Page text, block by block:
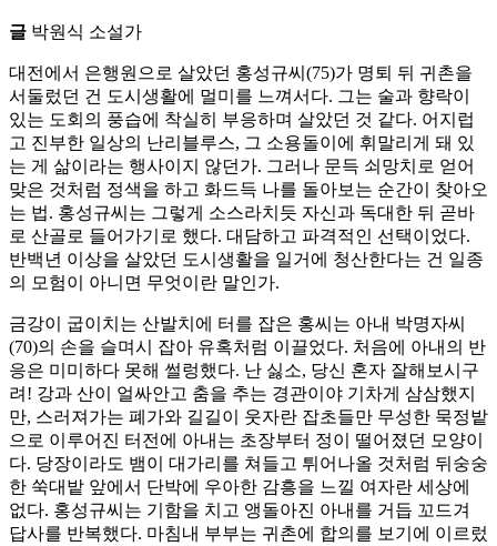
글 박원식 소설가
대전에서 은행원으로 살았던 홍성규씨(75)가 명퇴 뒤 귀촌을
서둘렀던 건 도시생활에 멀미를 느껴서다. 그는 술과 향락이
있는 도회의 풍습에 착실히 부응하며 살았던 것 같다. 어지럽
고 진부한 일상의 난리블루스, 그 소용돌이에 휘말리게 돼 있
는 게 삶이라는 행사이지 않던가. 그러나 문득 쇠망치로 얻어
맞은 것처럼 정색을 하고 화드득 나를 돌아보는 순간이 찾아오
는 법. 홍성규씨는 그렇게 소스라치듯 자신과 독대한 뒤 곧바
로 산골로 들어가기로 했다. 대담하고 파격적인 선택이었다.
반백년 이상을 살았던 도시생활을 일거에 청산한다는 건 일종
의 모험이 아니면 무엇이란 말인가.
금강이 굽이치는 산발치에 터를 잡은 홍씨는 아내 박명자씨
(70)의 손을 슬며시 잡아 유혹처럼 이끌었다. 처음에 아내의 반
응은 미미하다 못해 썰렁했다. 난 싫소, 당신 혼자 잘해보시구
려! 강과 산이 얼싸안고 춤을 추는 경관이야 기차게 삼삼했지
만, 스러져가는 폐가와 길길이 웃자란 잡초들만 무성한 묵정밭
으로 이루어진 터전에 아내는 초장부터 정이 떨어졌던 모양이
다. 당장이라도 뱀이 대가리를 쳐들고 튀어나올 것처럼 뒤숭숭
한 쑥대밭 앞에서 단박에 우아한 감흥을 느낄 여자란 세상에
없다. 홍성규씨는 기함을 치고 앵돌아진 아내를 거듭 꼬드겨
답사를 반복했다. 마침내 부부는 귀촌에 합의를 보기에 이르렀